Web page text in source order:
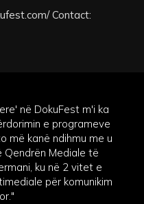
Contact:
në DokuFest m'i ka
e programeve
më kanë ndihmu me u
Qendrën Mediale të
ku në 2 vitet e
për komunikim